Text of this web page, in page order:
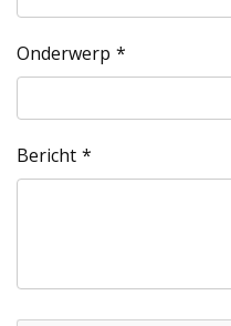
Onderwerp
Bericht